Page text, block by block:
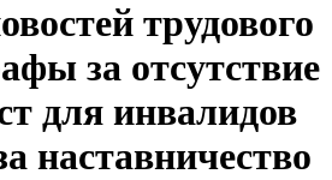
трудового
за отсутствие
для инвалидов
наставничество